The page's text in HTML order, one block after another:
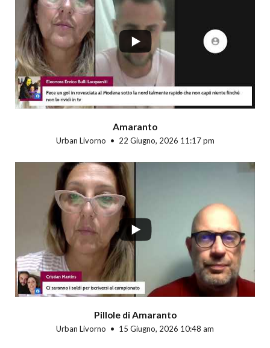
Amaranto
Urban Livorno 22 Giugno, 2026 11:17 pm
Pillole di Amaranto
Urban Livorno 15 Giugno, 2026 10:48 am